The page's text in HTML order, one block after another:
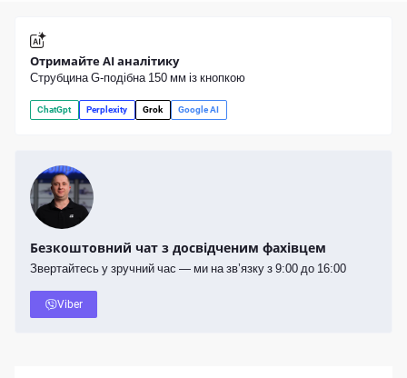
Отримайте AI аналітику
Струбцина G-подібна 150 мм із кнопкою
ChatGpt Perplexity Grok Google AI
Безкоштовний чат з досвідченим фахівцем
Звертайтесь у зручний час — ми на зв’язку з 9:00 до 16:00
Viber